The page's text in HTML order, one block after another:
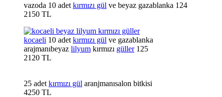
vazoda 10 adet kırmızı gül ve beyaz gazablanka 124
2150 TL
kocaeli 10 adet kırmızı gül ve gazablanka
arajmanıbeyaz lilyum kırmızı güller125
2120 TL
25 adet kırmızı gül aranjmanısalon bitkisi
4250 TL